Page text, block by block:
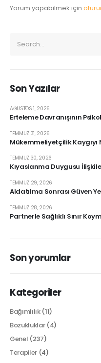
Yorum yapabilmek için
Son Yazılar
Erteleme Davranışının
AĞUSTOS 1, 2026
Mükemmeliyetçilik Kaygıyı
TEMMUZ 31, 2026
Kıyaslanma Duygusu
TEMMUZ 30, 2026
Aldatılma Sonrası Güven
TEMMUZ 29, 2026
Partnerle Sağlıklı Sınır
TEMMUZ 28, 2026
Son yorumlar
Kategoriler
Bağımlılık(11)
Bozukluklar(4)
Genel (237)
Terapiler (4)